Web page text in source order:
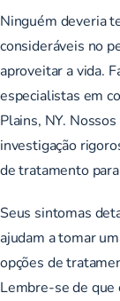
Ninguém deveria
consideráveis no
aproveitar a vida.
especialistas em
Plains, NY.
investigação
de tratamento
Seus sintomas
ajudam a tomar
opções de
Lembre-se de que